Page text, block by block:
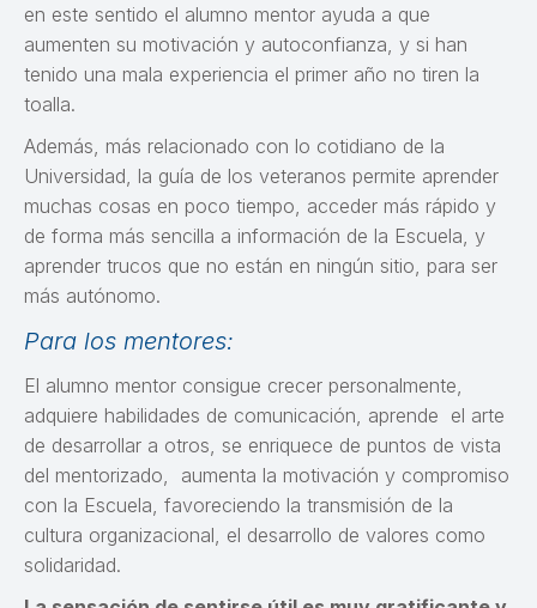
en este sentido el alumno mentor ayuda a que
aumenten su motivación y autoconfianza, y si han
tenido una mala experiencia el primer año no tiren la
toalla.
Además, más relacionado con lo cotidiano de la
Universidad, la guía de los veteranos permite aprender
muchas cosas en poco tiempo, acceder más rápido y
de forma más sencilla a información de la Escuela, y
aprender trucos que no están en ningún sitio, para ser
más autónomo.
Para los mentores:
El alumno mentor consigue crecer personalmente,
adquiere habilidades de comunicación, aprende el arte
de desarrollar a otros, se enriquece de puntos de vista
del mentorizado, aumenta la motivación y compromiso
con la Escuela, favoreciendo la transmisión de la
cultura organizacional, el desarrollo de valores como
solidaridad.